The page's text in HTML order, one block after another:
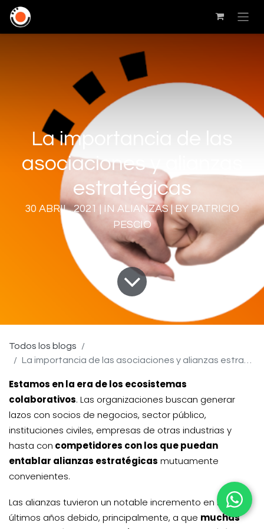
La importancia de las
asociaciones y alianzas
estratégicas
30 ABRIL, 2021 | IN ALIANZAS | BY PATRICIO
PESCIO
Todos los blogs
La importancia de las asociaciones y alianzas estratégicas
Estamos en la era de los ecosistemas
colaborativos. Las organizaciones buscan generar
lazos con socios de negocios, sector público,
instituciones civiles, empresas de otras industrias y
hasta con competidores con los que puedan
entablar alianzas estratégicas mutuamente
convenientes.
Las alianzas tuvieron un notable incremento en los
últimos años debido, principalmente, a que muchas